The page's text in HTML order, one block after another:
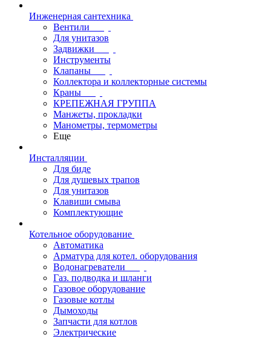
Инженерная сантехника
Вентили
Для унитазов
Задвижки
Инструменты
Клапаны
Коллектора и коллекторные системы
Краны
КРЕПЕЖНАЯ ГРУППА
Манжеты, прокладки
Манометры, термометры
Еще
Инсталляции
Для биде
Для душевых трапов
Для унитазов
Клавиши смыва
Комплектующие
Котельное оборудование
Автоматика
Арматура для котел. оборудования
Водонагреватели
Газ. подводка и шланги
Газовое оборудование
Газовые котлы
Дымоходы
Запчасти для котлов
Электрические